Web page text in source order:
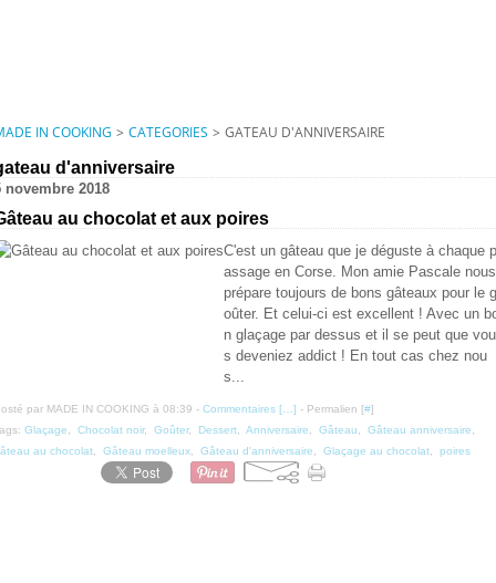
IN COOKING > CATEGORIES > GATEAU D'ANNIVERSAIRE
d'anniversaire
novembre 2018
au chocolat et aux poires
C'est un gâteau que je déguste à chaque p
assage en Corse. Mon amie Pascale nous
prépare toujours de bons gâteaux pour le g
oûter. Et celui-ci est excellent ! Avec un
n glaçage par dessus et il se peut que vou
s deveniez addict ! En tout cas chez nou
s...
par MADE IN COOKING à 08:39 - Commentaires [ ] - Permalien [#]
Glaçage Chocolat noir, Goûter, Dessert Anniversaire Gâteau Gâteau anniversaire
au chocolat
Gâteau moelleux Gâteau d'anniversaire Glaçage au chocolat poires